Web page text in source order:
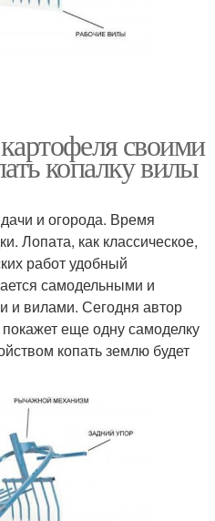
своими
копалку вилы
и огорода. Время
Лопата, как классическое,
работ удобный
самодельными и
и вилами. Сегодня автор
еще одну самоделку
копать землю будет